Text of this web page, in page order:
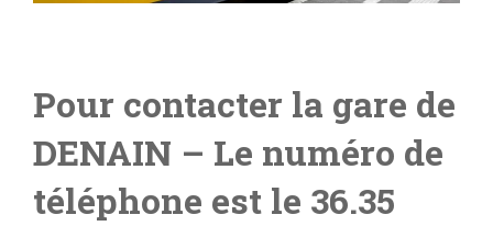
Pour contacter la gare de
DENAIN – Le numéro de
téléphone est le 36.35